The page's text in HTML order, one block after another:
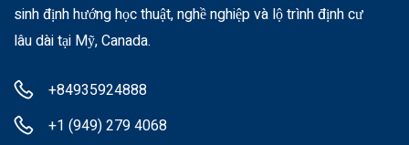
sinh định hướng học thuật, nghề nghiệp và lộ trình định cư
lâu dài tại Mỹ, Canada.
+84935924888
+1 (949) 279 4068